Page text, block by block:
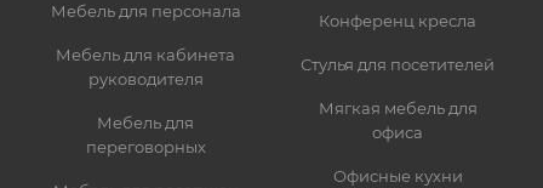
Мебель для персонала
Мебель для кабинета
руководителя
Мебель для
переговорных
Конференц кресла
Стулья для посетителей
Мягкая мебель для
офиса
Офисные кухни